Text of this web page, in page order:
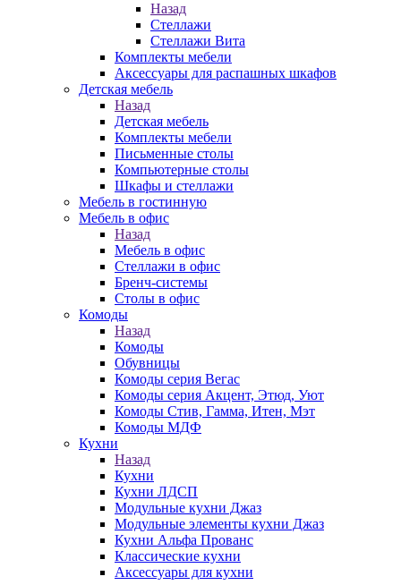
Назад
Стеллажи
Стеллажи Вита
Комплекты мебели
Аксессуары для распашных шкафов
Детская мебель
Назад
Детская мебель
Комплекты мебели
Письменные столы
Компьютерные столы
Шкафы и стеллажи
Мебель в гостинную
Мебель в офис
Назад
Мебель в офис
Стеллажи в офис
Бренч-системы
Столы в офис
Комоды
Назад
Комоды
Обувницы
Комоды серия Вегас
Комоды серия Акцент, Этюд, Уют
Комоды Стив, Гамма, Итен, Мэт
Комоды МДФ
Кухни
Назад
Кухни
Кухни ЛДСП
Модульные кухни Джаз
Модульные элементы кухни Джаз
Кухни Альфа Прованс
Классические кухни
Аксессуары для кухни